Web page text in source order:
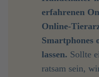
erfahrenen
Online-
Smartphones
lassen. Sollte
ratsam sein,